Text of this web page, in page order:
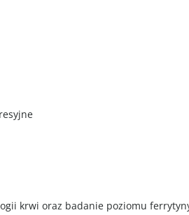
krwi oraz badanie poziomu